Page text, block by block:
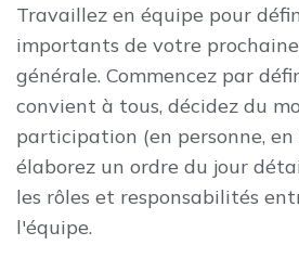
Travaillez en équipe pour
importants de votre
générale. Commencez par
convient à tous, décidez du
participation (en personne,
élaborez un ordre du jour
les rôles et responsabilités
l'équipe.